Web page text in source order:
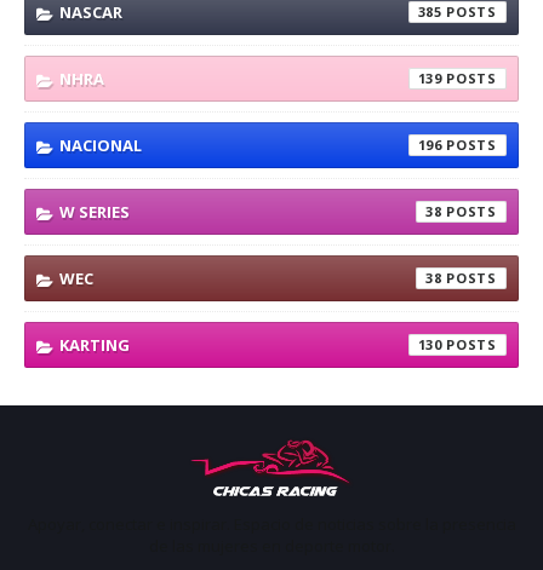
NASCAR 385
NHRA 139
NACIONAL 196
W SERIES 38
WEC 38
KARTING 130